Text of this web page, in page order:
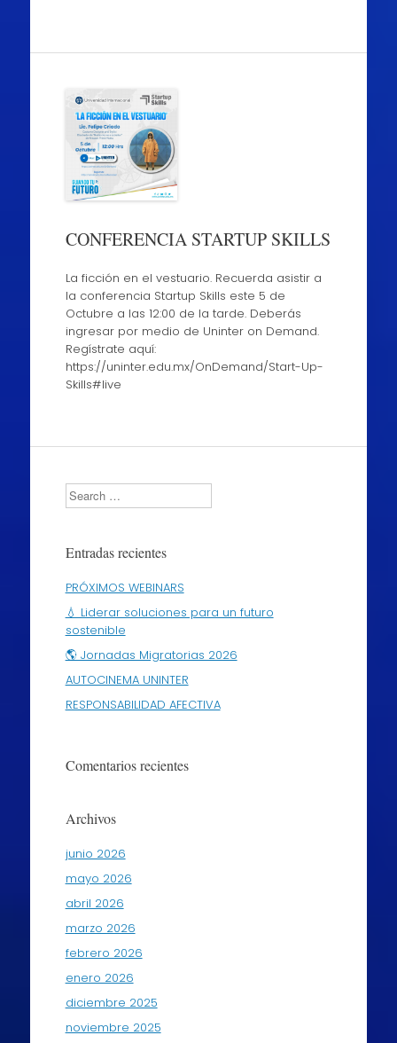
CONFERENCIA STARTUP SKILLS
La ficción en el vestuario. Recuerda asistir a
la conferencia Startup Skills este 5 de
Octubre a las 12:00 de la tarde. Deberás
ingresar por medio de Uninter on Demand.
Regístrate aquí:
https://uninter.edu.mx/OnDemand/Start-Up-
Skills#live
Search
Entradas recientes
PRÓXIMOS WEBINARS
💧 Liderar soluciones para un futuro
sostenible
🌎 Jornadas Migratorias 2026
AUTOCINEMA UNINTER
RESPONSABILIDAD AFECTIVA
Comentarios recientes
Archivos
junio 2026
mayo 2026
abril 2026
marzo 2026
febrero 2026
enero 2026
diciembre 2025
noviembre 2025